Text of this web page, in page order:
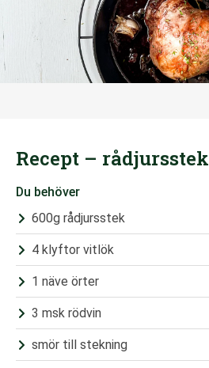
Recept – rådjursstek
Du behöver
600g rådjursstek
4 klyftor vitlök
1 näve örter
3 msk rödvin
smör till stekning